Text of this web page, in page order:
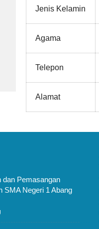
Jenis Kelamin
Agama
Telepon
Alamat
dan Pemasangan
SMA Negeri 1 Abang